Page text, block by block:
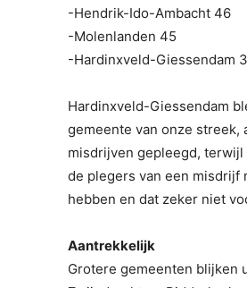
-Hendrik-Ido-Ambacht 46
-Molenlanden 45
-Hardinxveld-Giessendam
Hardinxveld-Giessendam
gemeente van onze streek,
misdrijven gepleegd,
de plegers van een misdrijf
hebben en dat zeker niet
Aantrekkelijk
Grotere gemeenten blijken